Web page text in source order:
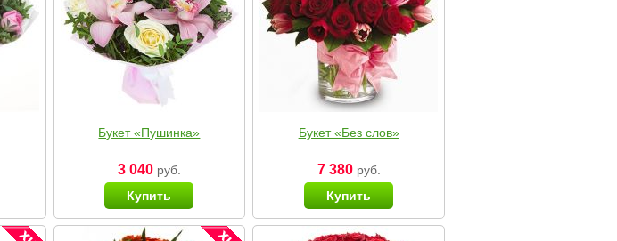
Букет «Пушинка»
3 040руб.
Купить
Букет «Без слов»
7 380руб.
Купить